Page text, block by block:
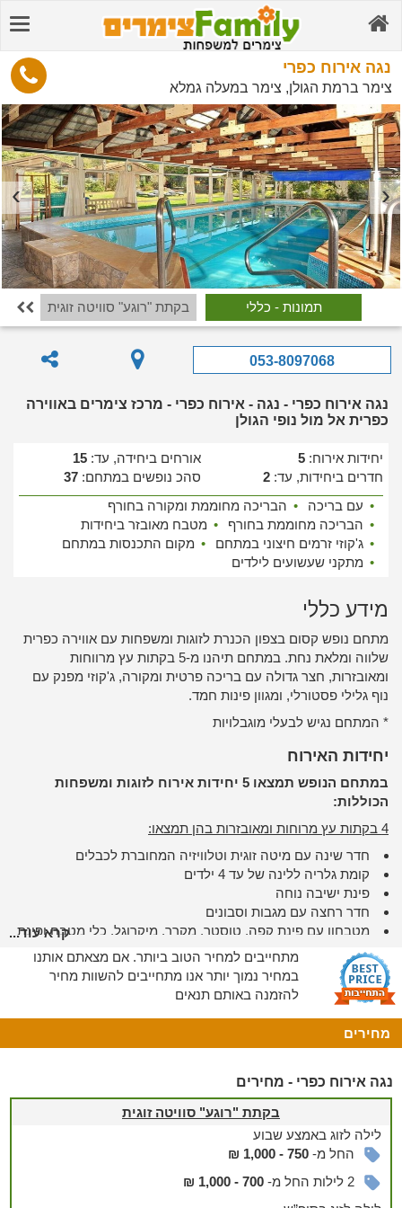
נגה אירוח כפרי
צימר ברמת הגולן, צימר במעלה גמלא
תמונות - כללי בקתת "רוגע" סוויטה זוגית 
053-8097068
נגה אירוח כפרי - נגה - אירוח כפרי - מרכז צימרים באווירה
כפרית אל מול נופי הגולן
יחידות אירוח: 5 אורחים ביחידה, עד: 15
חדרים ביחידות, עד: 2 סהכ נופשים במתחם: 37
• עם בריכה • הבריכה מחוממת ומקורה בחורף
• הבריכה מחוממת בחורף • מטבח מאובזר ביחידות
• ג'קוזי זרמים חיצוני במתחם • מקום התכנסות במתחם
• מתקני שעשועים לילדים
מידע כללי
מתחם נופש קסום בצפון הכנרת לזוגות ומשפחות עם אווירה כפרית
שלווה ומלאת נחת. במתחם תיהנו מ-5 בקתות עץ מרווחות
ומאובזרות, חצר גדולה עם בריכה פרטית ומקורה, ג'קוזי מפנק עם
נוף גלילי פסטורלי, ומגוון פינות חמד.
* המתחם נגיש לבעלי מוגבלויות
יחידות האירוח
במתחם הנופש תמצאו 5 יחידות אירוח לזוגות ומשפחות
הכוללות:​
4 בקתות עץ מרוחות ומאובזרות בהן תמצאו:
חדר שינה עם מיטה זוגית וטלוויזיה המחוברת לכבלים
קומת גלריה ללינה של עד 4 ילדים
פינת ישיבה נוחה
חדר רחצה עם מגבות וסבונים
מטבחון עם פינת קפה, טוסטר, מקרר, מיקרוגל, כלי מטבח ופינת
אוכל
מרפסת פרטית מקורה עם פינת ישיבה נוחה
בבקתות 3 ו-4 תמצאו גם אמבט ג'קוזי מפנק
קומת גלריה עם מיטה זוגית נוחה
פינת ישיבה עם טלוויזיה המחוברת לכבלים
חדר רחצה עם ג'קוזי זוגי מפנק, מגבות וסבונים
מטבחון מאובזר עם פינת קפה, מיני מקרר, מיקרוגל, כלי מטבח
ופינת אוכל
מרפסת פרטית עם פינת ישיבה אינטימית
איש
קרא עוד...
מתחייבים למחיר הטוב ביותר. אם מצאתם אותנו
במחיר נמוך יותר אנו מתחייבים להשוות מחיר
להזמנה באותם תנאים
מחירים
נגה אירוח כפרי - מחירים
בקתת "רוגע" סוויטה זוגית
לילהלזוג באמצע שבוע
החל מ-750 - 1,000 ₪
2 לילות החל מ-
700 - 1,000 ₪